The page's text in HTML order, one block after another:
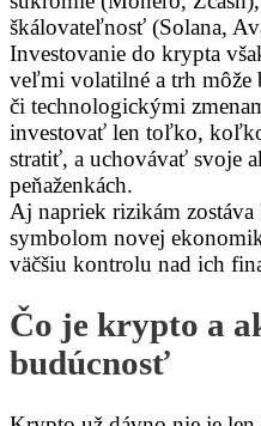
škálovateľnosť (Solana,
Investovanie do krypta
veľmi volatilné a trh
či technologickými
investovať len toľko,
stratiť, a uchovávať svoje
peňaženkách.
Aj napriek rizikám
symbolom novej
väčšiu kontrolu nad ich
Čo je krypto a
budúcnosť